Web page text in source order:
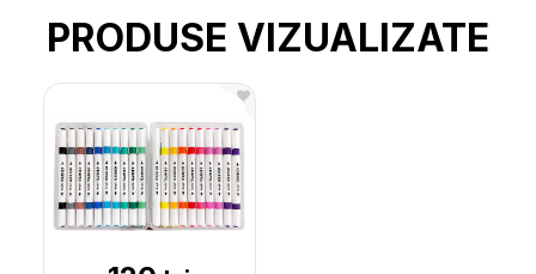
PRODUSE VIZUALIZATE